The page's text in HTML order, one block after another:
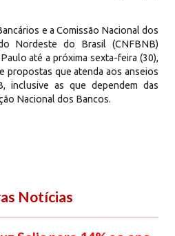
e a Comissão Nacional dos
Nordeste do Brasil (CNFBNB)
até a próxima sexta-feira (30),
propostas que atenda aos anseios
inclusive as que dependem das
Nacional dos Bancos.
Notícias